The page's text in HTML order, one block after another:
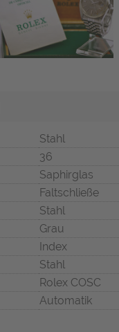
Stahl
36
Saphirglas
Faltschließe
Stahl
Grau
Index
Stahl
Rolex COSC
Automatik